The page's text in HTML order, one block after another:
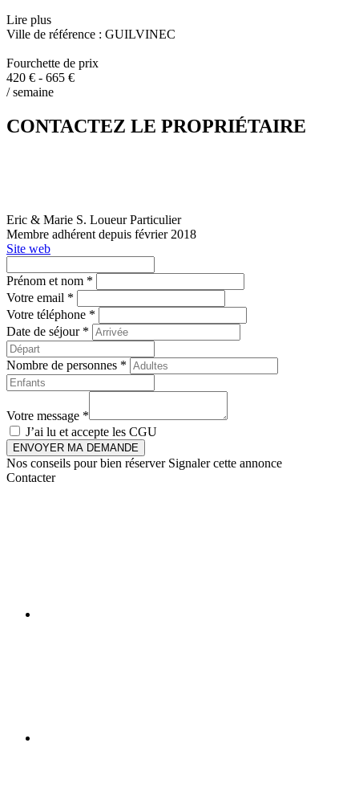
Lire plus
Ville de référence : GUILVINEC
Fourchette de prix
420 € - 665 €
/ semaine
CONTACTEZ LE PROPRIÉTAIRE
Eric & Marie S. Loueur Particulier
Membre adhérent depuis février 2018
Site web
Prénom et nom *
Votre email *
Votre téléphone *
Date de séjour *
Nombre de personnes *
Votre message *
J’ai lu et accepte les CGU
ENVOYER MA DEMANDE
Nos conseils pour bien réserver Signaler cette annonce
Contacter